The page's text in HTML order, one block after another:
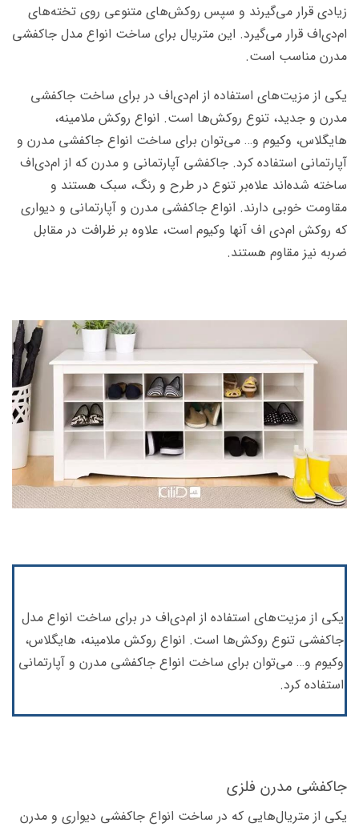
زیادی قرار می‌گیرند و سپس روکش‌های متنوعی روی تخته‌های
ام‌دی‌اف قرار می‌گیرد. این متریال برای ساخت انواع مدل جاکفشی
مدرن مناسب است.
یکی از مزیت‌‌های استفاده از ام‌دی‌اف در برای ساخت جاکفشی
مدرن و جدید، تنوع روکش‌ها است. انواع روکش ملامینه،
هایگلاس، وکیوم و… می‌توان برای ساخت انواع جاکفشی مدرن و
آپارتمانی استفاده کرد. جاکفشی آپارتمانی و مدرن که از ام‌دی‌اف
ساخته شده‌اند علاه‌بر تنوع در طرح و رنگ، سبک هستند و
مقاومت خوبی دارند. انواع جاکفشی مدرن و آپارتمانی و دیواری‌
که روکش ام‌دی اف آنها وکیوم است، علاوه بر ظرافت در مقابل
ضربه نیز مقاوم هستند.
یکی از مزیت‌‌های استفاده از ام‌دی‌اف در برای ساخت انواع مدل
جاکفشی تنوع روکش‌ها است. انواع روکش ملامینه، هایگلاس،
وکیوم و… می‌توان برای ساخت انواع جاکفشی مدرن و آپارتمانی
استفاده کرد.
جاکفشی مدرن فلزی
یکی از متریال‌هایی که در ساخت انواع جاکفشی دیواری و مدرن